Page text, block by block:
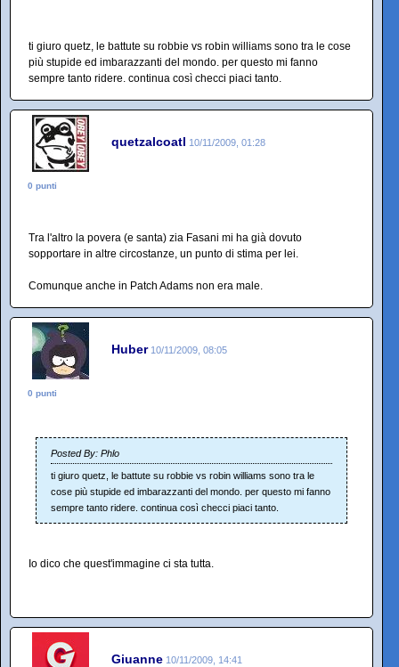
ti giuro quetz, le battute su robbie vs robin williams sono tra le cose
più stupide ed imbarazzanti del mondo. per questo mi fanno
sempre tanto ridere. continua così checci piaci tanto.
quetzalcoatl 10/11/2009, 01:28
0 punti
Tra l'altro la povera (e santa) zia Fasani mi ha già dovuto
sopportare in altre circostanze, un punto di stima per lei.
Comunque anche in Patch Adams non era male.
Huber 10/11/2009, 08:05
0 punti
Posted By: Phlo
ti giuro quetz, le battute su robbie vs robin williams sono tra le
cose più stupide ed imbarazzanti del mondo. per questo mi fanno
sempre tanto ridere. continua così checci piaci tanto.
Io dico che quest'immagine ci sta tutta.
Giuanne 10/11/2009, 14:41